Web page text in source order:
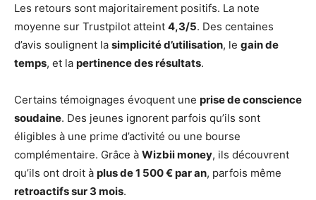
Les retours sont majoritairement positifs. La note
moyenne sur Trustpilot atteint 4,3/5. Des centaines
d’avis soulignent la simplicité d’utilisation, le gain de
temps, et la pertinence des résultats.
Certains témoignages évoquent une prise de conscience
soudaine. Des jeunes ignorent parfois qu’ils sont
éligibles à une prime d’activité ou une bourse
complémentaire. Grâce à Wizbii money, ils découvrent
qu’ils ont droit à plus de 1 500 € par an, parfois même
retroactifs sur 3 mois.